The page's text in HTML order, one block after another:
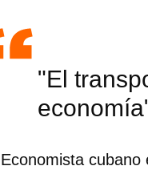
"El
Economista cubano